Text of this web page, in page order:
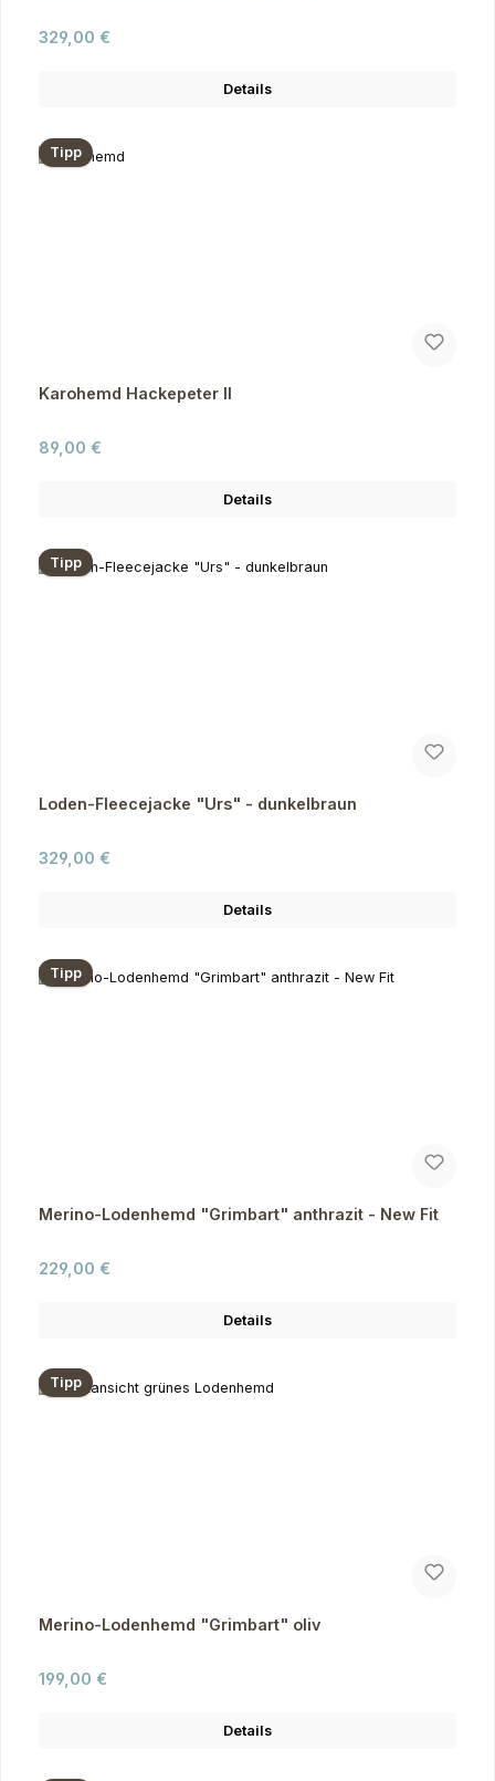
Regulärer Preis:
329,00 €
Details
Tipp
Karohemd Hackepeter II
Regulärer Preis:
89,00 €
Details
Tipp
Loden-Fleecejacke "Urs" - dunkelbraun
Regulärer Preis:
329,00 €
Details
Tipp
Merino-Lodenhemd "Grimbart" anthrazit - New Fit
Regulärer Preis:
229,00 €
Details
Tipp
Merino-Lodenhemd "Grimbart" oliv
Regulärer Preis:
199,00 €
Details